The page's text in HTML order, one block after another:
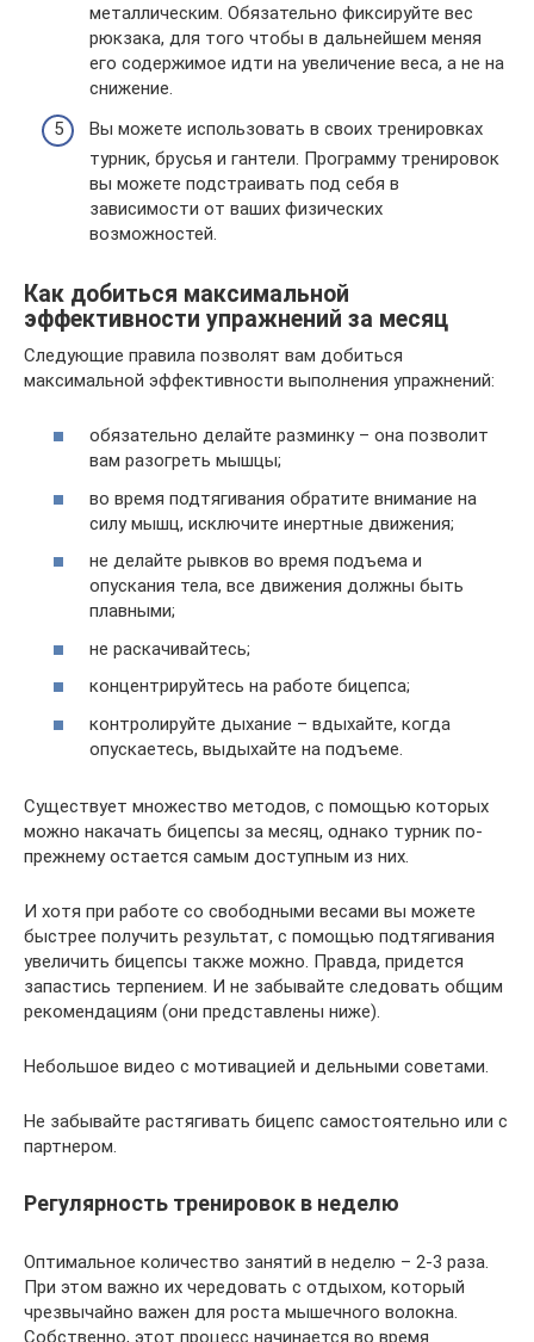
металлическим. Обязательно фиксируйте вес
рюкзака, для того чтобы в дальнейшем меняя
его содержимое идти на увеличение веса, а не на
снижение.
Вы можете использовать в своих тренировках
турник, брусья и гантели. Программу тренировок
вы можете подстраивать под себя в
зависимости от ваших физических
возможностей.
Как добиться максимальной
эффективности упражнений за месяц
Следующие правила позволят вам добиться
максимальной эффективности выполнения упражнений:
обязательно делайте разминку – она позволит
вам разогреть мышцы;
во время подтягивания обратите внимание на
силу мышц, исключите инертные движения;
не делайте рывков во время подъема и
опускания тела, все движения должны быть
плавными;
не раскачивайтесь;
концентрируйтесь на работе бицепса;
контролируйте дыхание – вдыхайте, когда
опускаетесь, выдыхайте на подъеме.
Существует множество методов, с помощью которых
можно накачать бицепсы за месяц, однако турник по-
прежнему остается самым доступным из них.
И хотя при работе со свободными весами вы можете
быстрее получить результат, с помощью подтягивания
увеличить бицепсы также можно. Правда, придется
запастись терпением. И не забывайте следовать общим
рекомендациям (они представлены ниже).
Небольшое видео с мотивацией и дельными советами.
Не забывайте растягивать бицепс самостоятельно или с
партнером.
Регулярность тренировок в неделю
Оптимальное количество занятий в неделю – 2-3 раза.
При этом важно их чередовать с отдыхом, который
чрезвычайно важен для роста мышечного волокна.
Собственно, этот процесс начинается во время